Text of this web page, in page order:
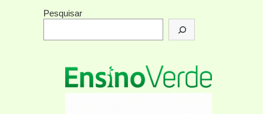
Pesquisar